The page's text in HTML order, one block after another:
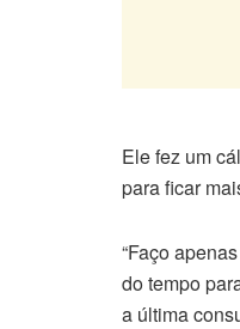
Ele fez um
para ficar
“Faço
do tempo
a última